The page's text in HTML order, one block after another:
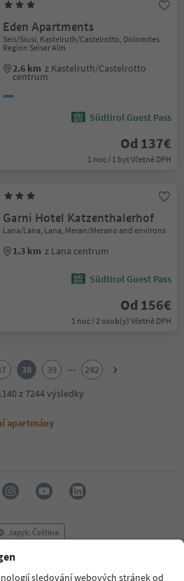
Eden Apartments
Seis/Siusi, Kastelruth/Castelrotto, Dolomites
Region Seiser Alm
2.6 km z Kastelruth/Castelrotto
centrum
Südtirol Guest Pass
Od 137€
1 noc / 1 byt Včetně DPH
Garni Hotel Katzenthalerhof
Lana/Lana, Lana, Meran/Merano and environs
1.3 km z Lana centrum
Südtirol Guest Pass
Od 156€
1 noc / 2 osob(y) Včetně DPH
38 39 ...
242
z 7244 výsledky
apartmány
Jazyk: Čeština
nás Tisk MICE